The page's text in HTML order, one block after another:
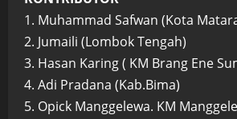
1. Muhammad Safwan (Kota
2. Jumaili (Lombok Tengah)
3. Hasan Karing ( KM Brang Ene
4. Adi Pradana (Kab.Bima)
5. Opick Manggelewa. KM